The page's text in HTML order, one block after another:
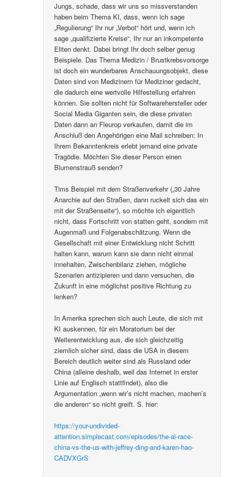
Jungs, schade, dass wir uns so missverstanden
haben beim Thema KI, dass, wenn ich sage
„Regulierung“ Ihr nur „Verbot“ hört und, wenn ich
sage „qualifizierte Kreise“, Ihr nur an inkompetente
Eliten denkt. Dabei bringt Ihr doch selber genug
Beispiele. Das Thema Medizin / Brustkrebsvorsorge
ist doch ein wunderbares Anschauungsobjekt, diese
Daten sind von Medizinern für Mediziner gedacht,
die dadurch eine wertvolle Hilfestellung erfahren
können. Sie sollten nicht für Softwarehersteller oder
Social Media Giganten sein, die diese privaten
Daten dann an Fleurop verkaufen, damit die im
Anschluß den Angehörigen eine Mail schreiben: In
Ihrem Bekanntenkreis erlebt jemand eine private
Tragödie. Möchten Sie dieser Person einen
Blumenstrauß senden?
Tims Beispiel mit dem Straßenverkehr („30 Jahre
Anarchie auf den Straßen, dann ruckelt sich das ein
mit der Straßenseite“), so möchte ich eigentlich
nicht, dass Fortschritt von statten geht, sondern mit
Augenmaß und Folgenabschätzung. Wenn die
Gesellschaft mit einer Entwicklung nicht Schritt
halten kann, warum kann sie dann nicht einmal
innehalten, Zwischenbilanz ziehen, mögliche
Szenarien antizipieren und dann versuchen, die
Zukunft in eine möglichst positive Richtung zu
lenken?
In Amerika sprechen sich auch Leute, die sich mit
KI auskennen, für ein Moratorium bei der
Weiterentwicklung aus, die sich gleichzeitig
ziemlich sicher sind, dass die USA in diesem
Bereich deutlich weiter sind als Russland oder
China (alleine deshalb, weil das Internet in erster
Linie auf Englisch stattfindet), also die
Argumentation „wenn wir’s nicht machen, machen’s
die anderen“ so nicht greift. S. hier:
https://your-undivided-
attention.simplecast.com/episodes/the-ai-race-
china-vs-the-us-with-jeffrey-ding-and-karen-hao-
CADVXGrS